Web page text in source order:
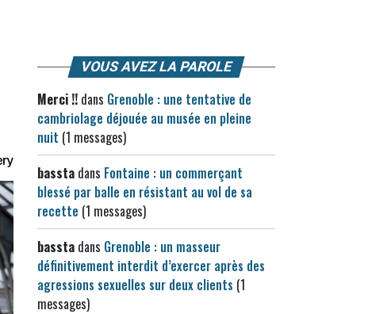
VOUS AVEZ LA PAROLE
Merci !! dans Grenoble : une tentative de
cambriolage déjouée au musée en pleine
nuit (1 messages)
bassta dans Fontaine : un commerçant
blessé par balle en résistant au vol de sa
recette (1 messages)
bassta dans Grenoble : un masseur
définitivement interdit d’exercer après des
agressions sexuelles sur deux clients (1
messages)